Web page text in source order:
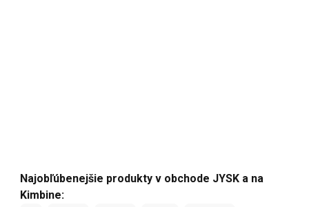
Najobľúbenejšie produkty v obchode JYSK a na
Kimbine: